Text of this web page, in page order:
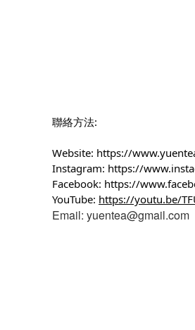
聯絡方法:
Website: https://
Instagram: https://
Facebook: https://
YouTube: https://youtu.be/
Email: yuentea@gmail.com